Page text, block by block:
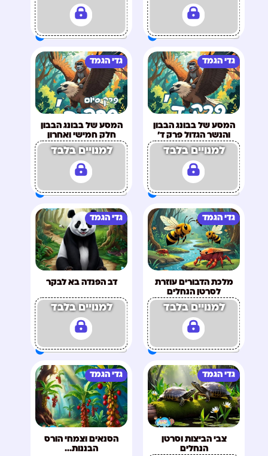
גדי הגמד
המסע של בבונג הבבון
והנשר הגדול פרק ד'
למנויים בלבד
גדי הגמד
המסע של בבונג הבבון
חלק חמישי ואחרון
למנויים בלבד
גדי הגמד
מלכת הדבורים עוזרת
לסרטן הנחלים
למנויים בלבד
גדי הגמד
דב הפנדה בא לבקר
למנויים בלבד
גדי הגמד
צבי הביצות וסרטן
הנחלים
גדי הגמד
הסנאים וצמחי הורס
הבננות…